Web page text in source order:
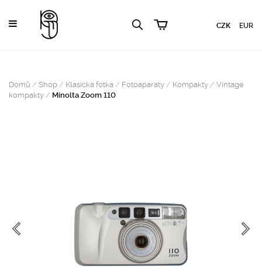
CZK EUR
Domů / Shop / Klasická fotka / Fotoaparáty / Kompakty / Vintage
kompakty / Minolta Zoom 110